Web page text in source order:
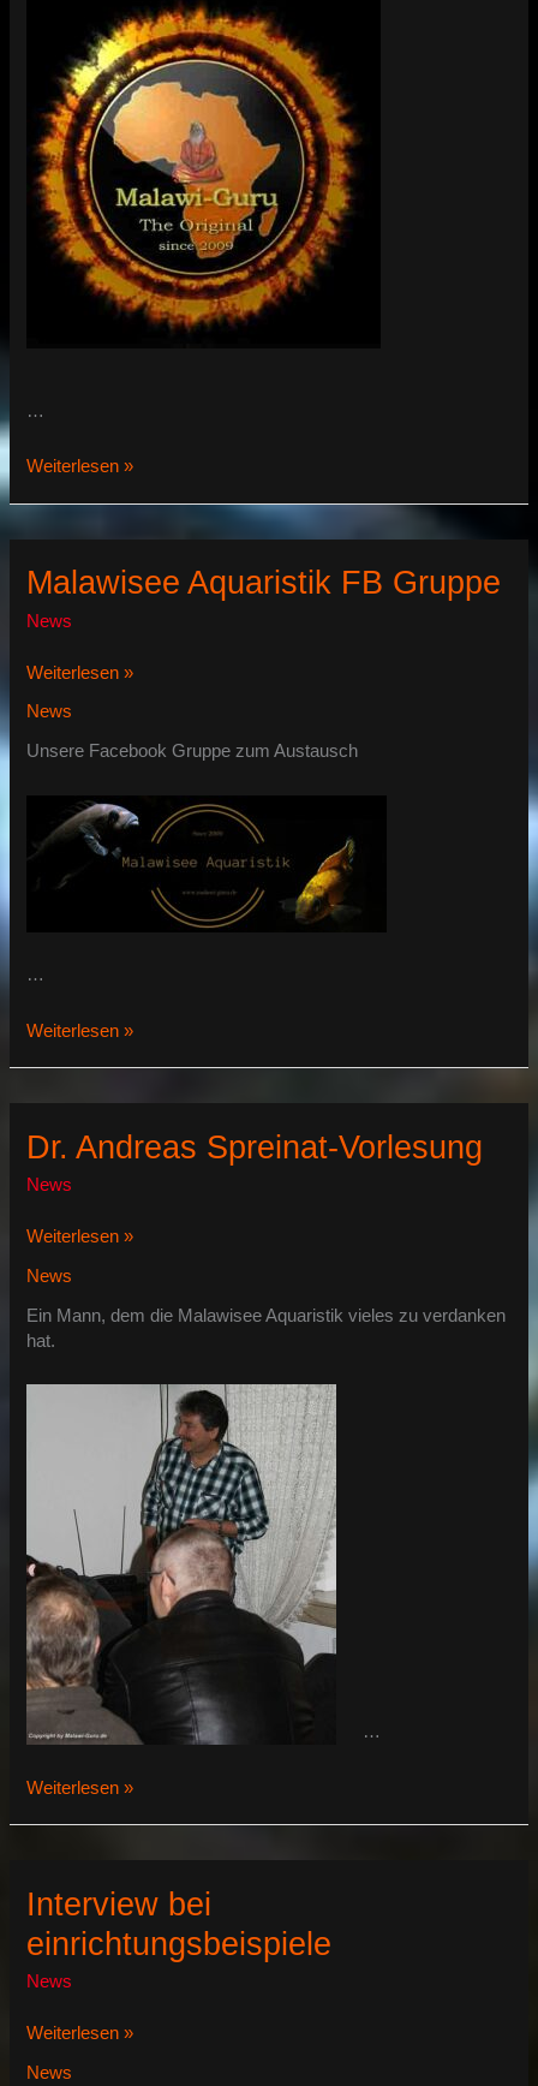
…
Malawi-
Facebook
Weiterlesen »
Malawisee Aquaristik FB Gruppe
News
Malawisee
FB
Gruppe
Weiterlesen »
News
Unsere Facebook Gruppe zum Austausch
…
Malawisee
Gruppe
Weiterlesen »
Dr. Andreas Spreinat-Vorlesung
News
Dr.
Spreinat-
Vorlesung
Weiterlesen »
News
Ein Mann, dem die Malawisee Aquaristik vieles zu verdanken
hat.
…
Dr.
Weiterlesen »
Interview bei
einrichtungsbeispiele
News
Interview
Weiterlesen »
News